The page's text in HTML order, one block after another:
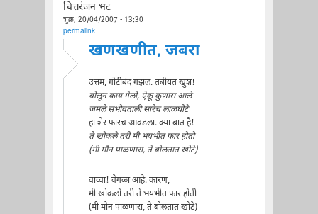
चित्तरंजन भट
शुक्र, 20/04/2007 - 13:30
permalink
खणखणीत, जबरा
उत्तम, गोटीबंद गझल. तबीयत खुश!
बोलून काय गेलो, ऐकू कुणास आले
जमले सभोवताली सारेच लाळघोटे
हा शेर फारच आवडला. क्या बात है!
ते खोकले तरी मी भयभीत फार होतो
(मी मौन पाळणारा, ते बोलतात खोटे)
वाव्वा! वेगळा आहे. कारण,
मी खोकलो तरी ते भयभीत फार होती
(मी मौन पाळणारा, ते बोलतात खोटे)